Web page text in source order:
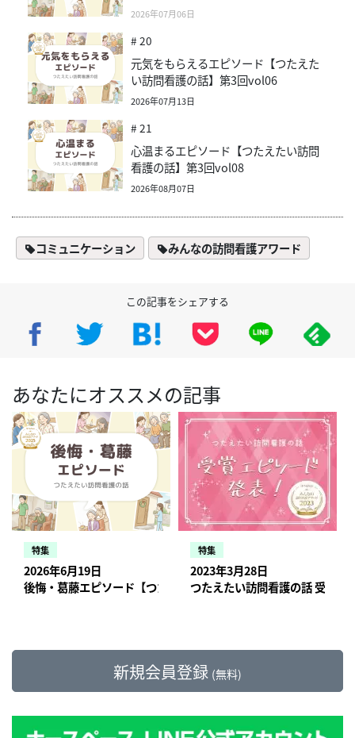
2026年07月06日
# 20
元気をもらえるエピソード【つたえた
い訪問看護の話】第3回vol06
2026年07月13日
# 21
心温まるエピソード【つたえたい訪問
看護の話】第3回vol08
2026年08月07日
コミュニケーション みんなの訪問看護アワード
この記事をシェアする
あなたにオススメの記事
特集
2026年6月19日
後悔・葛藤エピソード【つたえたい訪問看護の話】第2回vol12
特集
2023年3月28日
つたえたい訪問看護の話 受賞
新規会員登録 (無料)